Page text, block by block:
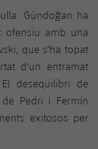
Gündoğan ha
ofensiu amb una
que s'ha topat
d'un entramat
desequilibri de
Pedri i Fermín
exitosos per